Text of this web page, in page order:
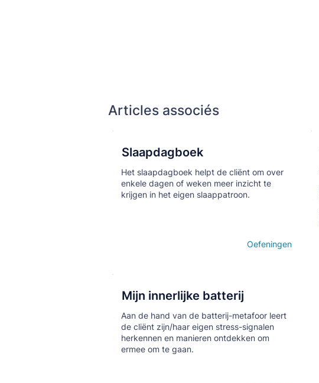
Articles associés
Slaapdagboek
Het slaapdagboek helpt de cliënt om over
enkele dagen of weken meer inzicht te
krijgen in het eigen slaappatroon.
Кнопка
Oefeningen
Mijn innerlijke batterij
Aan de hand van de batterij-metafoor leert
de cliënt zijn/haar eigen stress-signalen
herkennen en manieren ontdekken om
ermee om te gaan.
Кнопка